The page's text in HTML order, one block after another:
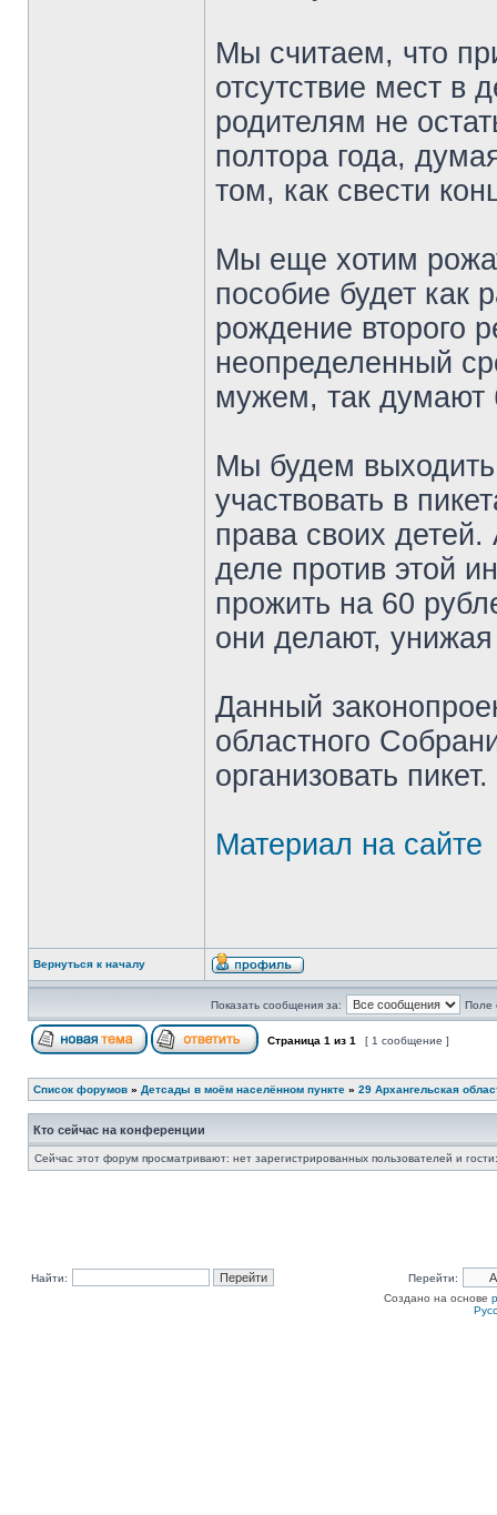
Мы считаем, что
отсутствие мест в
родителям не
полтора года,
том, как свести
Мы еще хотим
пособие будет как
рождение второго
неопределенный
мужем, так думают
Мы будем
участвовать в
права своих
деле против этой
прожить на 60
они делают,
Данный
областного
организовать пикет.
Материал на сайте
Вернуться к началу
Показать сообщения за: Поле
Страница 1 из 1 [ 1 сообщение ]
Список форумов » Детсады в моём населённом пункте » 29 Архангельская
Кто сейчас на конференции
Сейчас этот форум просматривают: нет зарегистрированных пользователей и
Найти:
Перейти:
Создано на основе